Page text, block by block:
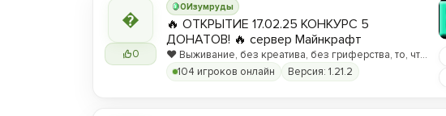

0
0Изумруды
🔥 ОТКРЫТИЕ 17.02.25 КОНКУРС 5
ДОНАТОВ! 🔥 сервер Майнкрафт
❤️ Выживание, без креатива, без гриферства, то, что
вы любите! ❤️
104 игроков онлайн Версия: 1.21.2